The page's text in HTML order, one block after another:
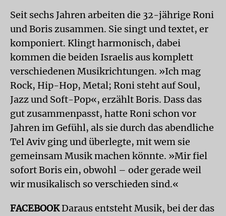
Seit sechs Jahren arbeiten die 32-jährige Roni
und Boris zusammen. Sie singt und textet, er
komponiert. Klingt harmonisch, dabei
kommen die beiden Israelis aus komplett
verschiedenen Musikrichtungen. »Ich mag
Rock, Hip-Hop, Metal; Roni steht auf Soul,
Jazz und Soft-Pop«, erzählt Boris. Dass das
gut zusammenpasst, hatte Roni schon vor
Jahren im Gefühl, als sie durch das abendliche
Tel Aviv ging und überlegte, mit wem sie
gemeinsam Musik machen könnte. »Mir fiel
sofort Boris ein, obwohl – oder gerade weil
wir musikalisch so verschieden sind.«
FACEBOOKDaraus entsteht Musik, bei der das